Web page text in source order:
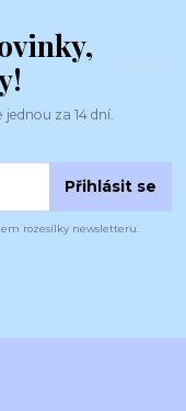
za 14 dní.
Přihlásit se
rozesílky newsletteru.